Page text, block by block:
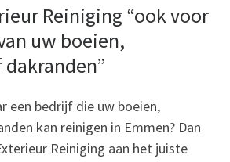
Reiniging “ook voor
uw boeien,
een bedrijf die uw boeien,
kan reinigen in Emmen? Dan
Reiniging aan het juiste